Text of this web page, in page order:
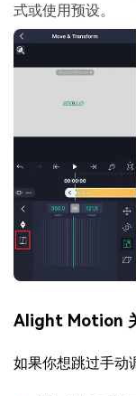
式或使用预设。
Alight Motion
如果你想跳过手动